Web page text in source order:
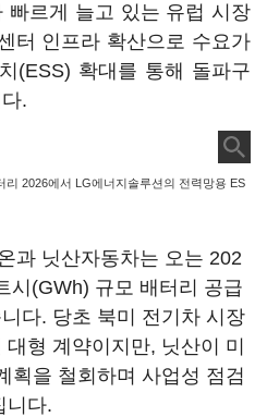
빠르게 늘고 있는 유럽 시장
터 인프라 확산으로 수요가
(ESS) 확대를 통해 돌파구
.
2026에서 LG에너지솔루션의 전력망용 ES
과 닛산자동차는 오는 202
시(GWh) 규모 배터리 공급
다. 당초 북미 전기차 시장
형 계약이지만, 닛산이 미
획을 철회하며 사업성 점검
니다.